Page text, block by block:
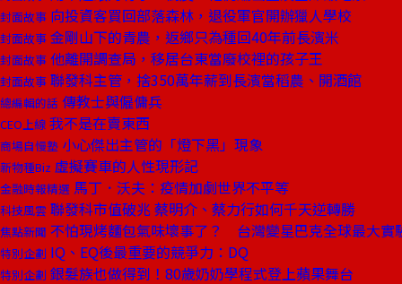
封面故事 向投資客買回部落森林，退役軍官開辦獵人學校
封面故事 金剛山下的青農，返鄉只為種回40年前長濱米
封面故事 他離開調查局，移居台東當廢校裡的孩子王
封面故事 聯發科主管，捨350萬年薪到長濱當稻農、開酒館
總編輯的話 傳教士與僱傭兵
CEO上線 我不是在賣東西
商場自慢塾 小心傑出主管的「燈下黑」現象
新物種Biz 虛擬賽車的人性現形記
金融時報精選 馬丁．沃夫：疫情加劇世界不平等
科技風雲 聯發科市值破兆 蔡明介、蔡力行如何千天逆轉勝
焦點新聞 不怕現烤麵包氣味壞事了？ 台灣變星巴克全球最大實
特別企劃 IQ、EQ後最重要的競爭力：DQ
特別企劃 銀髮族也做得到！80歲奶奶學程式登上蘋果舞台